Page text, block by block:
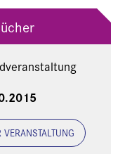
VERANSTALTUNG